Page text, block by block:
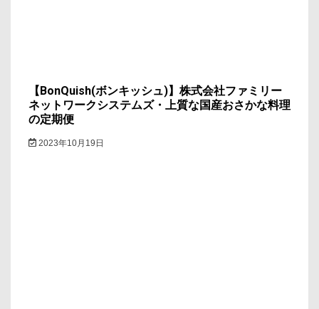
【BonQuish(ボンキッシュ)】株式会社ファミリー
ネットワークシステムズ・上質な国産おさかな料理
の定期便
2023年10月19日